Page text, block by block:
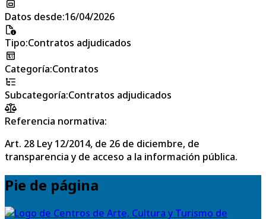
Datos desde:16/04/2026
Tipo:Contratos adjudicados
Categoría:Contratos
Subcategoría:Contratos adjudicados
Referencia normativa:
Art. 28 Ley 12/2014, de 26 de diciembre, de
transparencia y de acceso a la información pública.
Pie de página